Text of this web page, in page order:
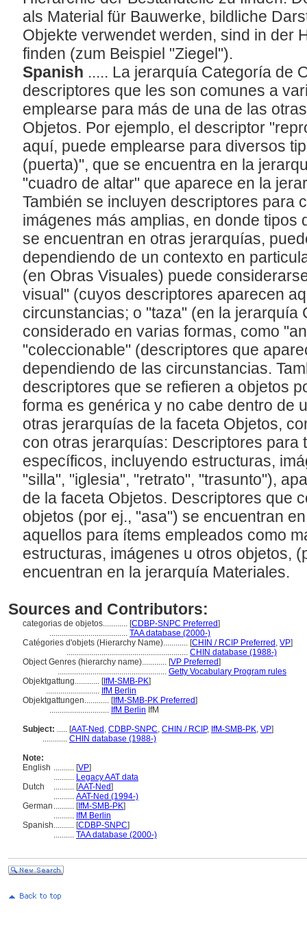
als Material für Bauwerke, bildliche
Objekte verwendet werden, sind in der
finden (zum Beispiel "Ziegel").
Spanish ..... La jerarquía Categoría de
descriptores que les son comunes a
emplearse para más de una de las
Objetos. Por ejemplo, el descriptor
aquí, puede emplearse para diversos
(puerta)", que se encuentra en la
"cuadro de altar" que aparece en la
También se incluyen descriptores para
imágenes más amplias, en donde tipos
se encuentran en otras jerarquías,
dependiendo de un contexto en
(en Obras Visuales) puede
visual" (cuyos descriptores aparecen
circunstancias; o "taza" (en la jerarquía
considerado en varias formas, como
"coleccionable" (descriptores que
dependiendo de las circunstancias.
descriptores que se refieren a objetos
forma es genérica y no cabe dentro de
otras jerarquías de la faceta Objetos,
con otras jerarquías: Descriptores para
específicos, incluyendo estructuras,
"silla", "iglesia", "retrato", "trasunto"),
de la faceta Objetos. Descriptores que
objetos (por ej., "asa") se encuentran
aquellos para ítems empleados como
estructuras, imágenes u otros objetos,
encuentran en la jerarquía Materiales.
Sources and Contributors:
categorias de objetos............ [CDBP-SNPC Preferred]
...................................... TAA database (2000-)
Catégories d'objets (Hierarchy Name)............ [CHIN / RCIP Preferred , VP]
........................................................... CHIN database (1988-)
Object Genres (hierarchy name)............ [VP Preferred]
..................................................... Getty Vocabulary Program rules
Objektgattung............ [IfM-SMB-PK]
.......................... IfM Berlin
Objektgattungen............ [IfM-SMB-PK Preferred]
............................. IfM Berlin IfM
Subject: ..... [AAT-Ned , CDBP-SNPC, CHIN / RCIP, IfM-SMB-PK, VP]
............ CHIN database (1988-)
Note:
English .......... [VP]
.......... Legacy AAT data
Dutch
.......... [AAT-Ned]
.......... AAT-Ned (1994-)
German .......... [IfM-SMB-PK]
.......... IfM Berlin
Spanish.......... [CDBP-SNPC]
.......... TAA database (2000-)